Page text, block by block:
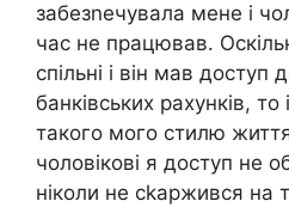
забезnечувала мене і
час не працював.
спільні і він мав доступ
банківських рахунків,
такого мого стилю
чоловікові я доступ не
ніколи не сkаржився на